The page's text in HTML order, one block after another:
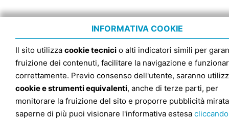
INFORMATIVA COOKIE
Il sito utilizza cookie tecnici o alti indicatori simili per
fruizione dei contenuti, facilitare la navigazione e
correttamente. Previo consenso dell'utente, saranno
cookie e strumenti equivalenti, anche di terze parti, per
monitorare la fruizione del sito e proporre pubblicità
saperne di più puoi visionare l'informativa estesa